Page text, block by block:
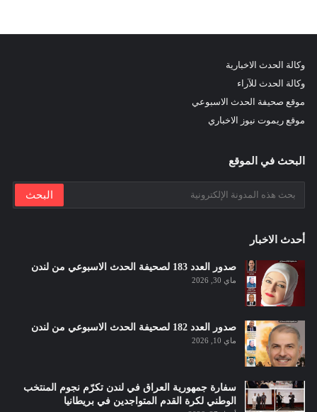
وكالة الحدث الاخبارية
وكالة الحدث للآراء
موقع صحيفة الحدث الاسبوعي
موقع ريموت نيوز الاخباري
البحث في الموقع
أحدث الاخبار
صدور العدد 183 لصحيفة الحدث الاسبوعي من لندن
ماي 30, 2026
صدور العدد 182 لصحيفة الحدث الاسبوعي من لندن
ماي 10, 2026
سفارة جمهورية العراق في لندن تكرّم نجوم المنتخب
الوطني لكرة القدم المتواجدين في بريطانيا